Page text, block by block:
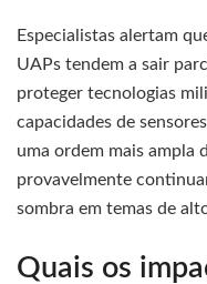
Especialistas alertam
UAPs tendem a sair
proteger tecnologias
capacidades de
uma ordem mais ampla
provavelmente
sombra em temas de
Quais os